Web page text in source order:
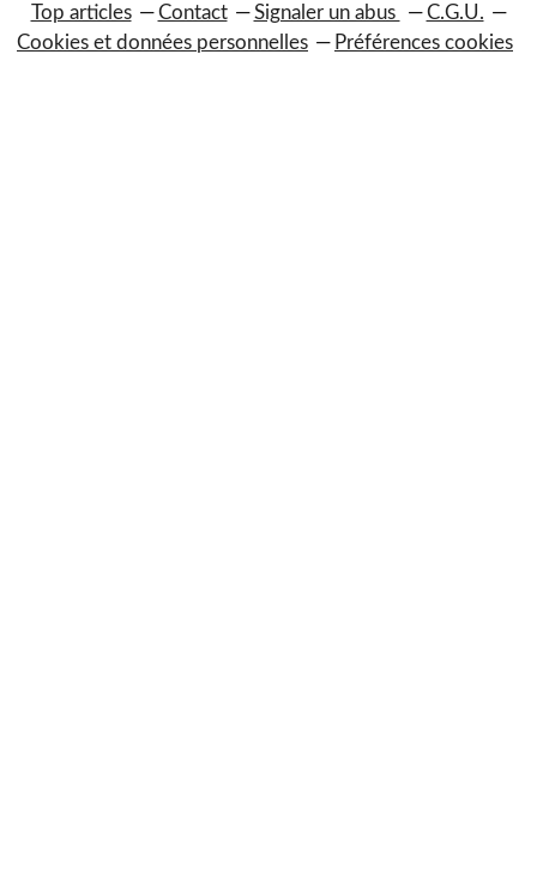
Top articles Contact Signaler un abus
C.G.U.
Cookies et données personnelles
Préférences cookies